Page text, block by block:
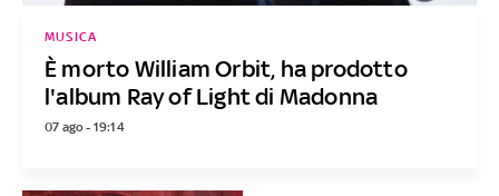
È morto William Orbit, ha prodotto
l'album Ray of Light di Madonna
MUSICA
07 ago - 19:14